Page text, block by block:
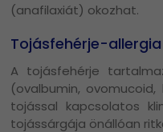
(anafilaxiát) okozhat.
Tojásfehérje-allergia
A tojásfehérje
(ovalbumin,
tojással kapcsolatos
tojássárgája önállóan